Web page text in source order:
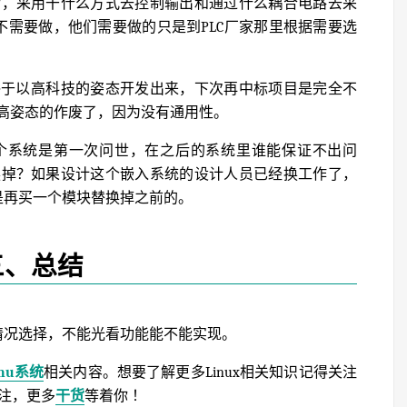
采用干什么方式去控制输出和通过什么耦合电路去采
要做，他们需要做的只是到PLC厂家那里根据需要选
以高科技的姿态开发出来，下次再中标项目是完全不
态的作废了，因为没有通用性。
统是第一次问世，在之后的系统里谁能保证不出问
？如果设计这个嵌入系统的设计人员已经换工作了，
买一个模块替换掉之前的。
总结
选择，不能光看功能能不能实现。
系统相关内容。想要了解更多Linux相关知识记得关注
，更多干货等着你 ！